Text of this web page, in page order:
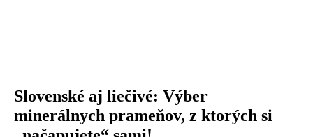
Slovenské aj liečivé: Výber
minerálnych prameňov, z ktorých si